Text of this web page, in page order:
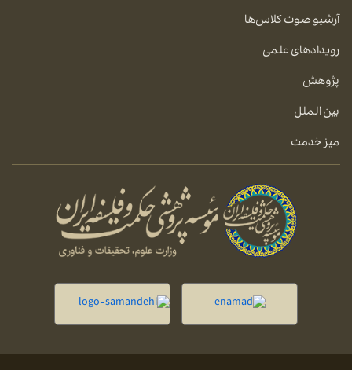
آرشیو صوت کلاس‌ها
رویدادهای علمی
پژوهش
بین الملل
میز خدمت